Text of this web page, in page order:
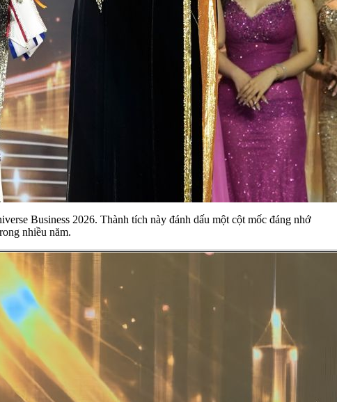
Business 2026. Thành tích này đánh dấu một cột mốc đáng nhớ
nhiều năm.